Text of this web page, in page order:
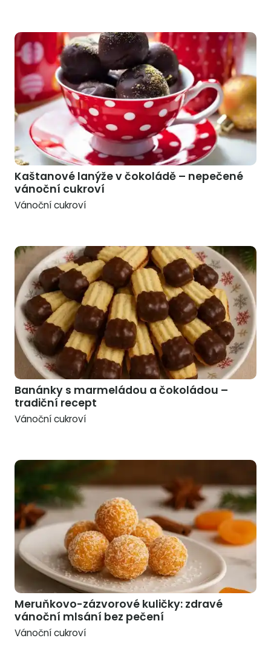
Kaštanové lanýže v čokoládě – nepečené
vánoční cukroví
Vánoční cukroví
Banánky s marmeládou a čokoládou –
tradiční recept
Vánoční cukroví
Meruňkovo-zázvorové kuličky: zdravé
vánoční mlsání bez pečení
Vánoční cukroví